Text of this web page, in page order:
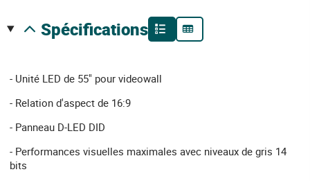
spécifications
- Unité LED de 55" pour videowall
- Relation d'aspect de 16:9
- Panneau D-LED DID
- Performances visuelles maximales avec niveaux de gris 14
bits